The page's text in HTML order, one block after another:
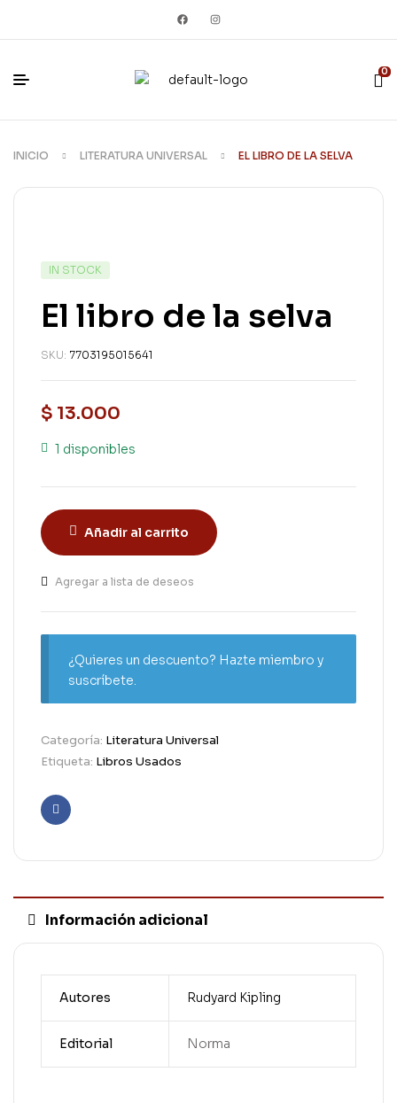
0
INICIO LITERATURA UNIVERSAL EL LIBRO DE LA SELVA
IN STOCK
El libro de la selva
SKU: 7703195015641
$ 13.000
1 disponibles
Añadir al carrito
Agregar a lista de deseos
¿Quieres un descuento? Hazte miembro y
suscríbete.
Categoría: Literatura Universal
Etiqueta: Libros Usados
Facebook
Información adicional
Autores Rudyard Kipling
Editorial Norma